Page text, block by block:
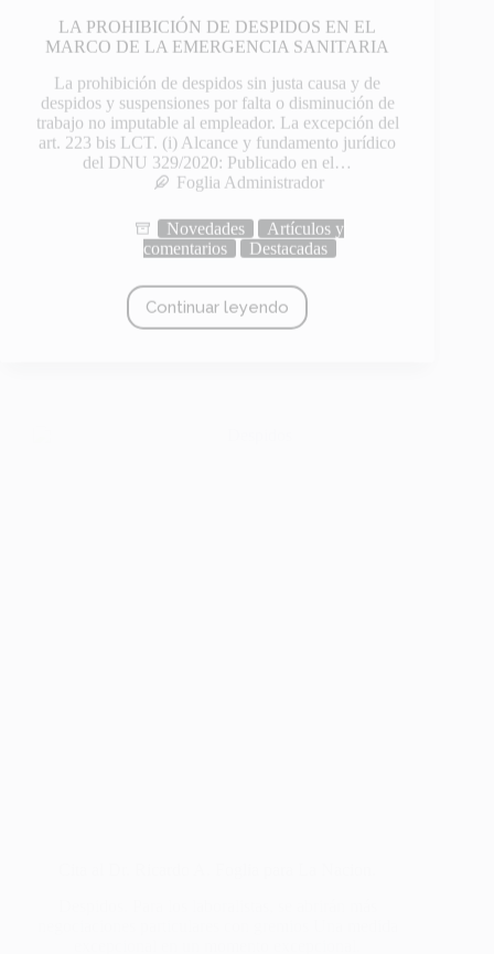
despidos y suspensiones por falta o disminución de
trabajo no imputable al empleador. La excepción del
del DNU 329/2020: Publicado en el…
Foglia Administrador
Novedades
Artículos y
comentarios
Destacadas
Continuar leyendo